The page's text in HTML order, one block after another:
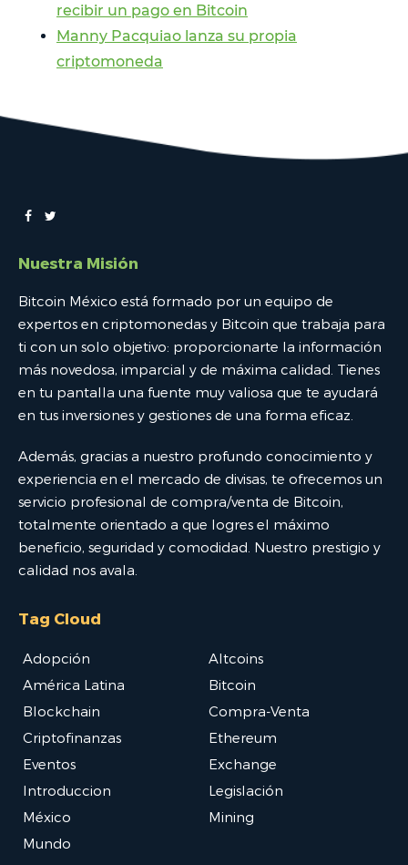
recibir un pago en Bitcoin
Manny Pacquiao lanza su propia
criptomoneda
Nuestra Misión
Bitcoin México está formado por un equipo de
expertos en criptomonedas y Bitcoin que trabaja para
ti con un solo objetivo: proporcionarte la información
más novedosa, imparcial y de máxima calidad. Tienes
en tu pantalla una fuente muy valiosa que te ayudará
en tus inversiones y gestiones de una forma eficaz.
Además, gracias a nuestro profundo conocimiento y
experiencia en el mercado de divisas, te ofrecemos un
servicio profesional de compra/venta de Bitcoin,
totalmente orientado a que logres el máximo
beneficio, seguridad y comodidad. Nuestro prestigio y
calidad nos avala.
Tag Cloud
Adopción
Altcoins
América Latina
Bitcoin
Blockchain
Compra-Venta
Criptofinanzas
Ethereum
Eventos
Exchange
Introduccion
Legislación
México
Mining
Mundo